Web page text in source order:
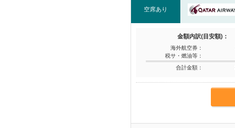
空席あり
金額内訳(目安額)：
海外航空券：
税サ・燃油等：
合計金額：